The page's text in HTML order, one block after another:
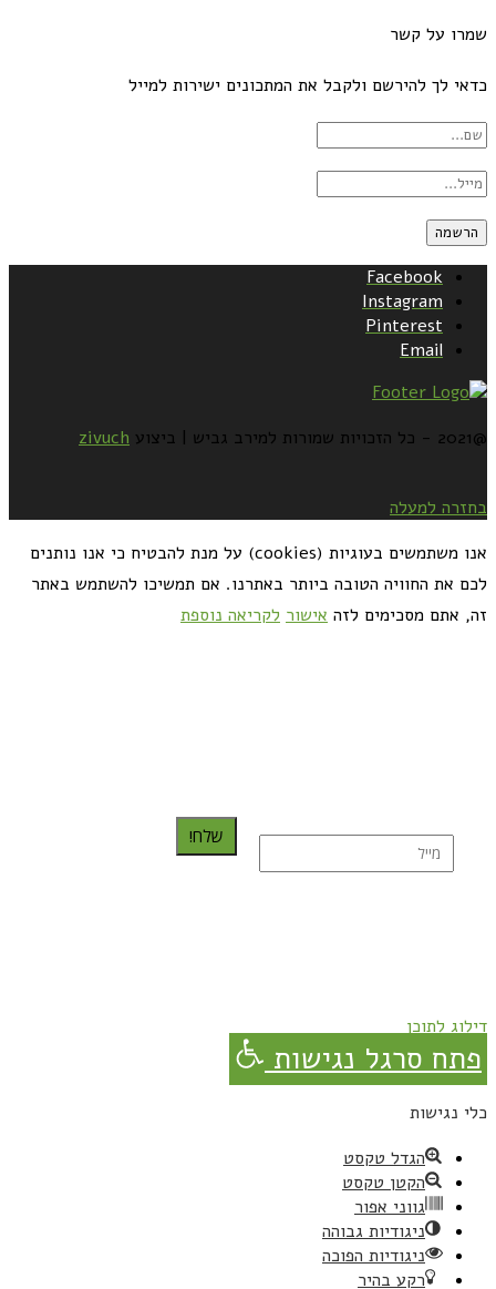
שמרו על קשר
כדאי לך להירשם ולקבל את המתכונים ישירות למייל
Facebook
Instagram
Pinterest
Email
@2021 - כל הזכויות שמורות למירב גביש | ביצוע zivuch
בחזרה למעלה
אנו משתמשים בעוגיות (cookies) על מנת להבטיח כי אנו נותנים
לכם את החוויה הטובה ביותר באתרנו. אם תמשיכו להשתמש באתר
זה, אתם מסכימים לזה אישור לקריאה נוספת
שלח!
דילוג לתוכן
פתח סרגל נגישות
כלי נגישות
הגדל טקסט
הקטן טקסט
גווני אפור
ניגודיות גבוהה
ניגודיות הפוכה
רקע בהיר